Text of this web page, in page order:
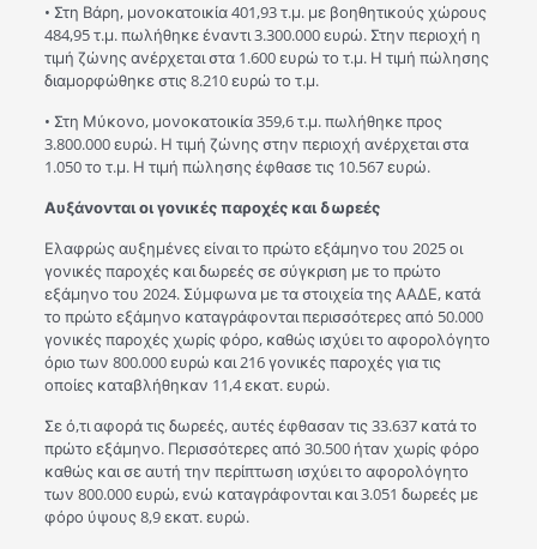
• Στη Βάρη, μονοκατοικία 401,93 τ.μ. με βοηθητικούς χώρους
484,95 τ.μ. πωλήθηκε έναντι 3.300.000 ευρώ. Στην περιοχή η
τιμή ζώνης ανέρχεται στα 1.600 ευρώ το τ.μ. Η τιμή πώλησης
διαμορφώθηκε στις 8.210 ευρώ το τ.μ.
• Στη Μύκονο, μονοκατοικία 359,6 τ.μ. πωλήθηκε προς
3.800.000 ευρώ. Η τιμή ζώνης στην περιοχή ανέρχεται στα
1.050 το τ.μ. Η τιμή πώλησης έφθασε τις 10.567 ευρώ.
Αυξάνονται οι γονικές παροχές και δωρεές
Ελαφρώς αυξημένες είναι το πρώτο εξάμηνο του 2025 οι
γονικές παροχές και δωρεές σε σύγκριση με το πρώτο
εξάμηνο του 2024. Σύμφωνα με τα στοιχεία της ΑΑΔΕ, κατά
το πρώτο εξάμηνο καταγράφονται περισσότερες από 50.000
γονικές παροχές χωρίς φόρο, καθώς ισχύει το αφορολόγητο
όριο των 800.000 ευρώ και 216 γονικές παροχές για τις
οποίες καταβλήθηκαν 11,4 εκατ. ευρώ.
Σε ό,τι αφορά τις δωρεές, αυτές έφθασαν τις 33.637 κατά το
πρώτο εξάμηνο. Περισσότερες από 30.500 ήταν χωρίς φόρο
καθώς και σε αυτή την περίπτωση ισχύει το αφορολόγητο
των 800.000 ευρώ, ενώ καταγράφονται και 3.051 δωρεές με
φόρο ύψους 8,9 εκατ. ευρώ.